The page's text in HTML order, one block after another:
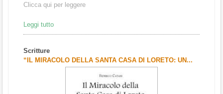
Clicca qui per leggere
Leggi tutto
Scritture
“IL MIRACOLO DELLA SANTA CASA DI LORETO: UN...